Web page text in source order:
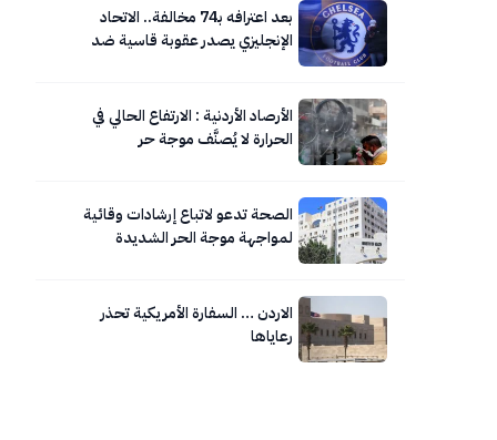
بعد اعترافه بـ74 مخالفة.. الاتحاد
الإنجليزي يصدر عقوبة قاسية ضد
الأرصاد الأردنية : الارتفاع الحالي في
الحرارة لا يُصنَّف موجة حر
الصحة تدعو لاتباع إرشادات وقائية
لمواجهة موجة الحر الشديدة
الاردن … السفارة الأمريكية تحذر
رعاياها